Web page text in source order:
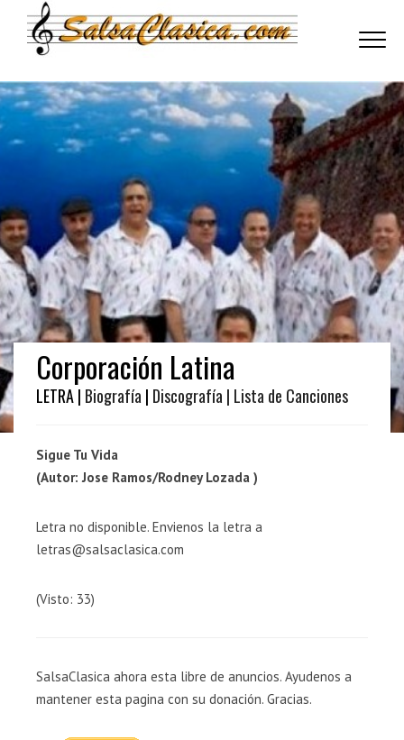
Corporación Latina
LETRA | Biografía | Discografía | Lista de Canciones
Sigue Tu Vida
(Autor: Jose Ramos/Rodney Lozada )
Letra no disponible. Envienos la letra a
letras@salsaclasica.com
(Visto: 33)
SalsaClasica ahora esta libre de anuncios. Ayudenos a
mantener esta pagina con su donación. Gracias.